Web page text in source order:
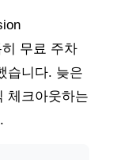
무료 주차
습니다. 늦은
체크아웃하는